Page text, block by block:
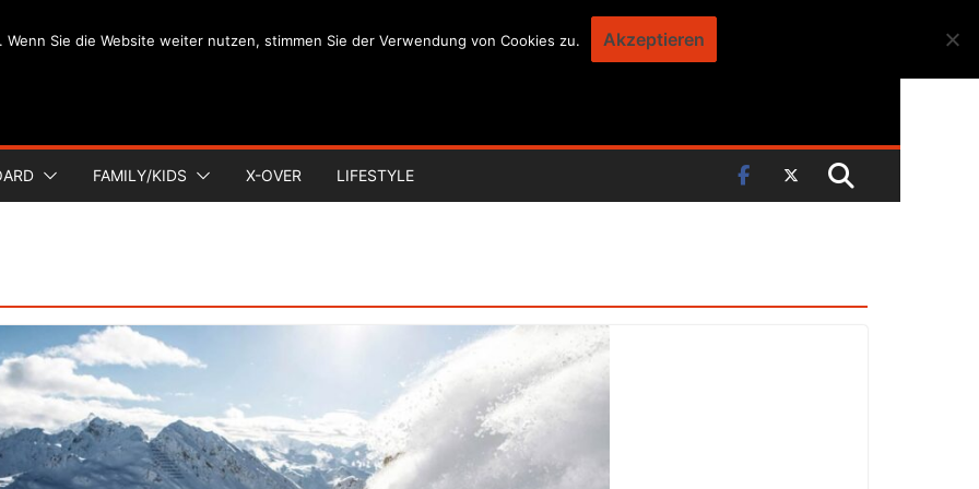
FAMILY/KIDS X-OVER LIFESTYLE
Wenn Sie die Website weiter nutzen, stimmen Sie der Verwendung von Cookies zu. Akzeptieren